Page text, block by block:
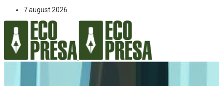
7 august 2026